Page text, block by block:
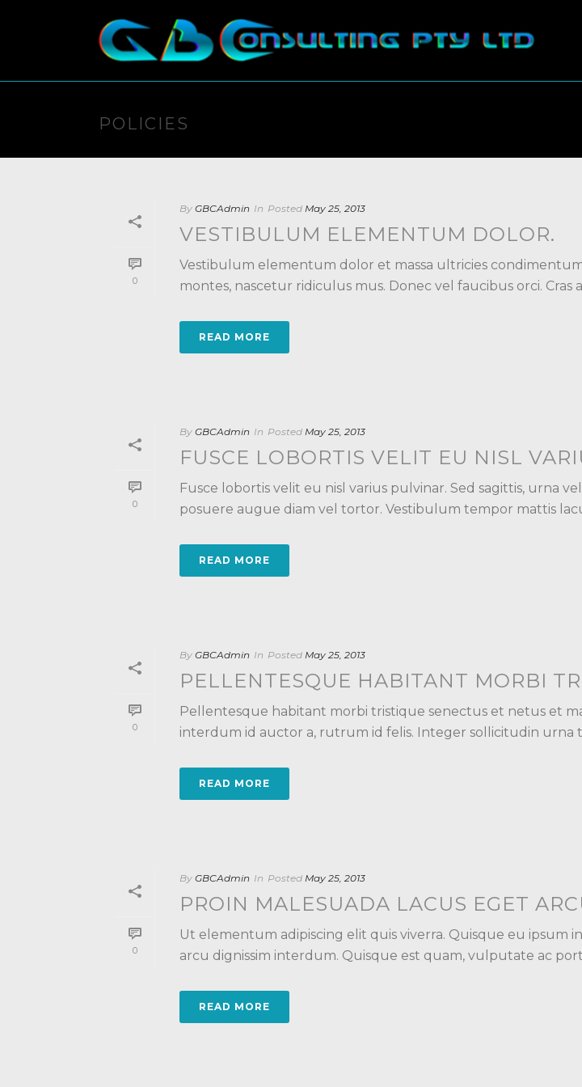
POLICIES
0
By GBCAdmin In Posted May 25, 2013
VESTIBULUM ELEMENTUM DOLOR.
Vestibulum elementum dolor et massa ultricies
montes, nascetur ridiculus mus. Donec vel faucibus orci. Cras a
READ MORE
0
By GBCAdmin In Posted May 25, 2013
FUSCE LOBORTIS VELIT EU NISL
Fusce lobortis velit eu nisl varius pulvinar. Sed sagittis, urna
posuere augue diam vel tortor. Vestibulum tempor mattis
READ MORE
0
By GBCAdmin In Posted May 25, 2013
PELLENTESQUE HABITANT MORBI
Pellentesque habitant morbi tristique senectus et netus et
interdum id auctor a, rutrum id felis. Integer sollicitudin urna
READ MORE
0
By GBCAdmin In Posted May 25, 2013
PROIN MALESUADA LACUS EGET
Ut elementum adipiscing elit quis viverra. Quisque eu ipsum
arcu dignissim interdum. Quisque est quam, vulputate ac
READ MORE